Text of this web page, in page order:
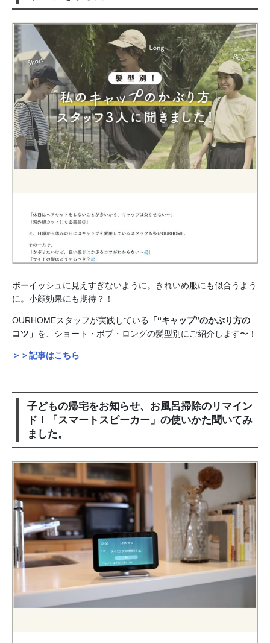
ボーイッシュに見えすぎないように。きれいめ服にも似合うよう
に。小顔効果にも期待？！
OURHOMEスタッフが実践している
「“キャップ”のかぶり方の
コツ」 を、 ショート・ボブ・ロングの髪型別に ご紹介します〜！
＞＞記事はこちら
子どもの帰宅をお知らせ、お風呂掃除のリマイン
ド！「スマートスピーカー」の使いかた聞いてみ
ました。